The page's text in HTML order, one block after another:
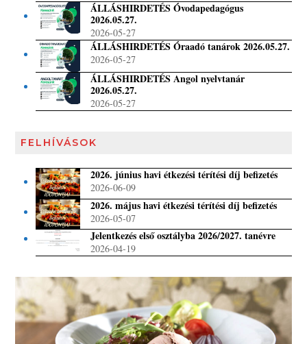
ÁLLÁSHIRDETÉS Óvodapedagógus
2026.05.27.
2026-05-27
ÁLLÁSHIRDETÉS Óraadó tanárok 2026.05.27.
2026-05-27
ÁLLÁSHIRDETÉS Angol nyelvtanár
2026.05.27.
2026-05-27
FELHÍVÁSOK
2026. június havi étkezési térítési díj befizetés
2026-06-09
2026. május havi étkezési térítési díj befizetés
2026-05-07
Jelentkezés első osztályba 2026/2027. tanévre
2026-04-19